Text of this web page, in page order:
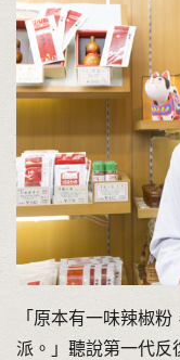
「原本有一味辣椒
派。」聽說第一代反